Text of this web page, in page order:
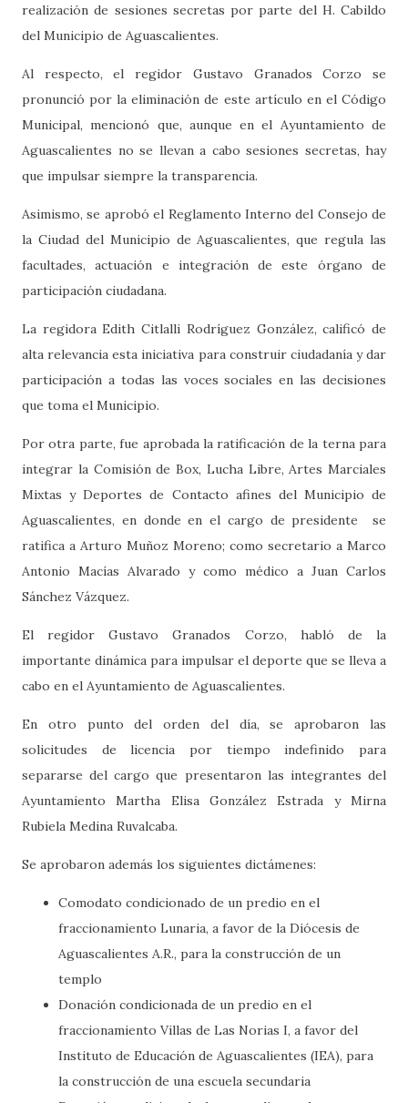
realización de sesiones secretas por parte del H. Cabildo
del Municipio de Aguascalientes.
Al respecto, el regidor Gustavo Granados Corzo se
pronunció por la eliminación de este artículo en el Código
Municipal, mencionó que, aunque en el Ayuntamiento de
Aguascalientes no se llevan a cabo sesiones secretas, hay
que impulsar siempre la transparencia.
Asimismo, se aprobó el Reglamento Interno del Consejo de
la Ciudad del Municipio de Aguascalientes, que regula las
facultades, actuación e integración de este órgano de
participación ciudadana.
La regidora Edith Citlalli Rodríguez González, calificó de
alta relevancia esta iniciativa para construir ciudadanía y dar
participación a todas las voces sociales en las decisiones
que toma el Municipio.
Por otra parte, fue aprobada la ratificación de la terna para
integrar la Comisión de Box, Lucha Libre, Artes Marciales
Mixtas y Deportes de Contacto afines del Municipio de
Aguascalientes, en donde en el cargo de presidente se
ratifica a Arturo Muñoz Moreno; como secretario a Marco
Antonio Macías Alvarado y como médico a Juan Carlos
Sánchez Vázquez.
El regidor Gustavo Granados Corzo, habló de la
importante dinámica para impulsar el deporte que se lleva a
cabo en el Ayuntamiento de Aguascalientes.
En otro punto del orden del día, se aprobaron las
solicitudes de licencia por tiempo indefinido para
separarse del cargo que presentaron las integrantes del
Ayuntamiento Martha Elisa González Estrada y Mirna
Rubiela Medina Ruvalcaba.
Se aprobaron además los siguientes dictámenes:
Comodato condicionado de un predio en el
fraccionamiento Lunaria, a favor de la Diócesis de
Aguascalientes A.R., para la construcción de un
templo
Donación condicionada de un predio en el
fraccionamiento Villas de Las Norias I, a favor del
Instituto de Educación de Aguascalientes (IEA), para
la construcción de una escuela secundaria